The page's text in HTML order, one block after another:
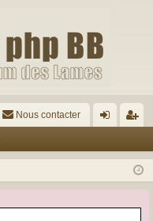
Nous contacter
ne
on
nr
ist